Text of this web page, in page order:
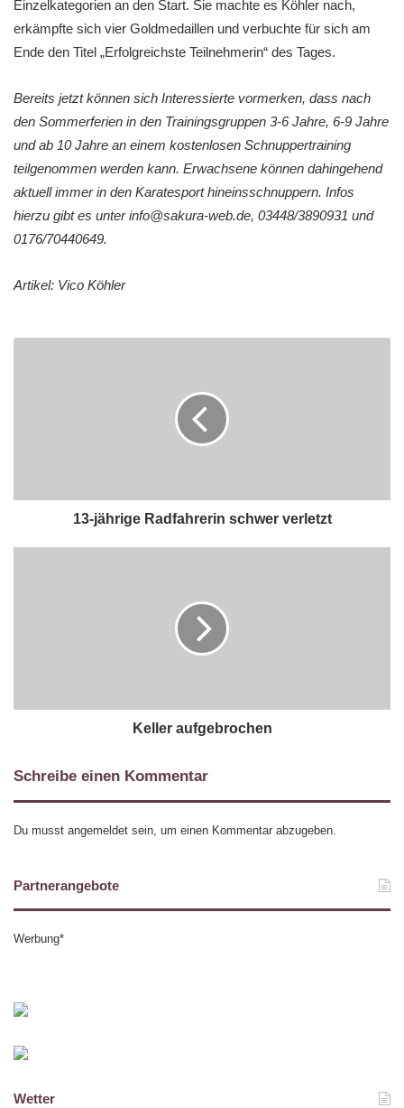
Einzelkategorien an den Start. Sie machte es Köhler nach,
erkämpfte sich vier Goldmedaillen und verbuchte für sich am
Ende den Titel „Erfolgreichste Teilnehmerin“ des Tages.
Bereits jetzt können sich Interessierte vormerken, dass nach
den Sommerferien in den Trainingsgruppen 3-6 Jahre, 6-9 Jahre
und ab 10 Jahre an einem kostenlosen Schnuppertraining
teilgenommen werden kann. Erwachsene können dahingehend
aktuell immer in den Karatesport hineinsschnuppern. Infos
hierzu gibt es unter info@sakura-web.de, 03448/3890931 und
0176/70440649.
Artikel: Vico Köhler
13-jährige Radfahrerin schwer verletzt
Keller aufgebrochen
Schreibe einen Kommentar
Du musst angemeldet sein, um einen Kommentar abzugeben.
Partnerangebote
Werbung*
Wetter